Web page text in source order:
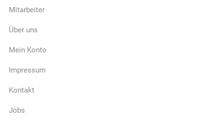
Mitarbeiter
Über uns
Mein Konto
Impressum
Kontakt
Jobs